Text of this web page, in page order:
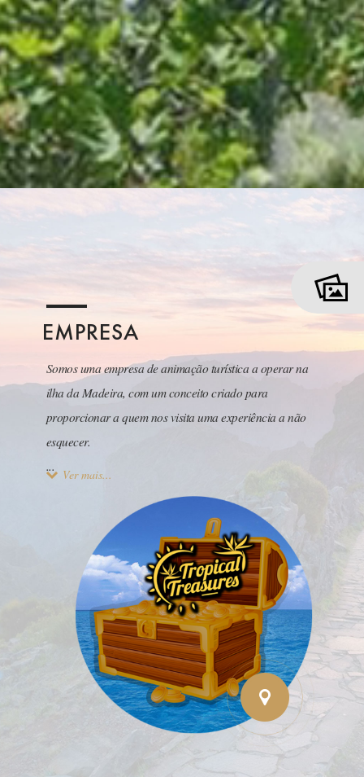
EMPRESA
Somos uma empresa de animação turística a operar na
ilha da Madeira, com um conceito criado para
proporcionar a quem nos visita uma experiência a não
esquecer.
...
Ver mais...